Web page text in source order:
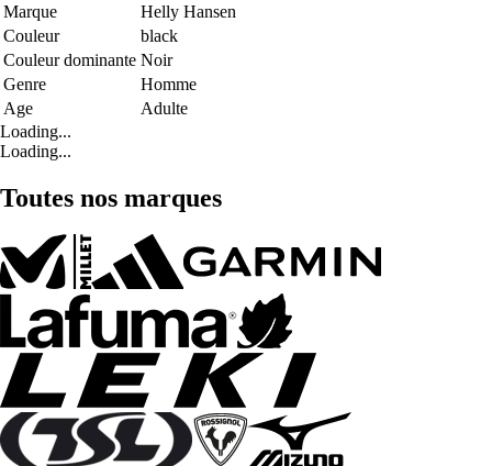
Marque
Helly Hansen
Couleur
black
Couleur dominante Noir
Genre
Homme
Age
Adulte
Loading...
Loading...
Toutes nos marques